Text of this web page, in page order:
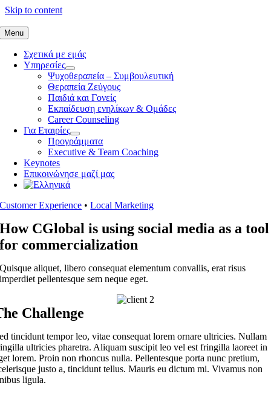
Skip to content
Menu
Σχετικά με εμάς
Υπηρεσίες
Ψυχοθεραπεία – Συμβουλευτική
Θεραπεία Ζεύγους
Παιδιά και Γονείς
Εκπαίδευση ενηλίκων & Ομάδες
Career Counseling
Για Εταιρίες
Προγράμματα
Executive & Team Coaching
Keynotes
Επικοινώνησε μαζί μας
Customer Experience •Local Marketing
How CGlobal is using social media as a tool
for commercialization
Quisque aliquet, libero consequat elementum convallis, erat risus
imperdiet pellentesque sem neque eget.
Challenge
tincidunt tempor leo, vitae consequat lorem ornare ultricies. Nullam
ultricies pharetra. Aliquam suscipit leo vel est fringilla laoreet in
lorem. Proin non rhoncus nulla. Pellentesque porta nunc pretium,
justo a, tincidunt tellus. Mauris eu dictum mi. Vivamus non
ligula.